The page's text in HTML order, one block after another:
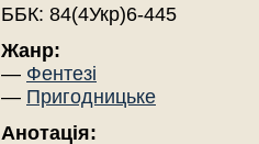
ББК: 84(4Укр)6-445
Жанр:
— Фентезі
— Пригодницьке
Анотація: